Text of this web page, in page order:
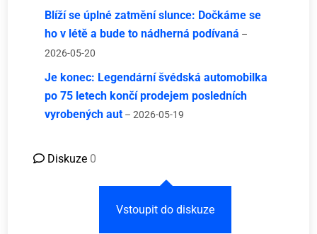
Blíží se úplné zatmění slunce: Dočkáme se
ho v létě a bude to nádherná podívaná –
2026-05-20
Je konec: Legendární švédská automobilka
po 75 letech končí prodejem posledních
vyrobených aut – 2026-05-19
Diskuze 0
Vstoupit do diskuze